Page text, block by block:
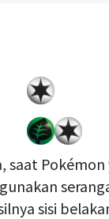
saat Pokémon
sisi